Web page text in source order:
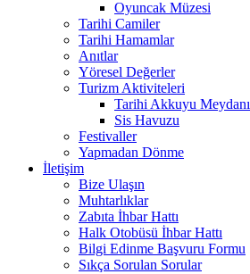
Oyuncak Müzesi
Tarihi Camiler
Tarihi Hamamlar
Anıtlar
Yöresel Değerler
Turizm Aktiviteleri
Tarihi Akkuyu Meydanı
Sis Havuzu
Festivaller
Yapmadan Dönme
İletişim
Bize Ulaşın
Muhtarlıklar
Zabıta İhbar Hattı
Halk Otobüsü İhbar Hattı
Bilgi Edinme Başvuru Formu
Sıkça Sorulan Sorular